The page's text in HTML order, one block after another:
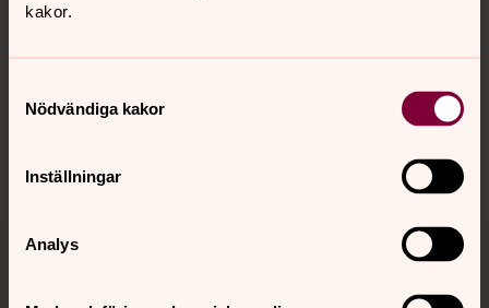
kakor.
Nödvändiga kakor
Inställningar
Analys
Hitta snabbt
Sociala kanaler